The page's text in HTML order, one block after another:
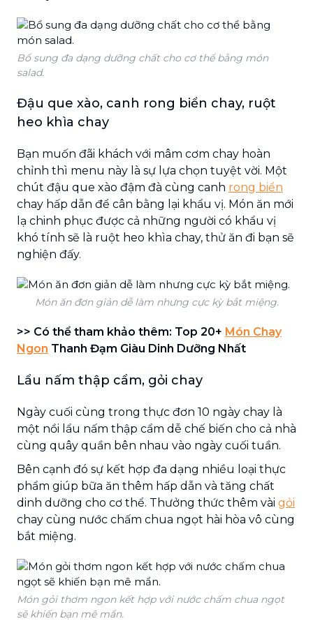
Bổ sung đa dạng dưỡng chất cho cơ thể bằng món
salad.
Đậu que xào, canh rong biển chay, ruột
heo khìa chay
Bạn muốn đãi khách với mâm cơm chay hoàn
chỉnh thì menu này là sự lựa chọn tuyệt vời. Một
chút đậu que xào đậm đà cùng canh rong biển
chay hấp dẫn để cân bằng lại khẩu vị. Món ăn mới
lạ chinh phục được cả những người có khẩu vị
khó tính sẽ là ruột heo khìa chay, thử ăn đi bạn sẽ
nghiện đấy.
Món ăn đơn giản dễ làm nhưng cực kỳ bắt miệng.
>> Có thể tham khảo thêm: Top 20+ Món Chay
Ngon Thanh Đạm Giàu Dinh Dưỡng Nhất
Lẩu nấm thập cẩm, gỏi chay
Ngày cuối cùng trong thực đơn 10 ngày chay là
một nồi lẩu nấm thập cẩm dễ chế biến cho cả nhà
cùng quây quần bên nhau vào ngày cuối tuần.
Bên cạnh đó sự kết hợp đa dạng nhiều loại thực
phẩm giúp bữa ăn thêm hấp dẫn và tăng chất
dinh dưỡng cho cơ thể. Thưởng thức thêm vài gỏi
chay cùng nước chấm chua ngọt hài hòa vô cùng
bắt miệng.
Món gỏi thơm ngon kết hợp với nước chấm chua ngọt
sẽ khiến bạn mê mẩn.